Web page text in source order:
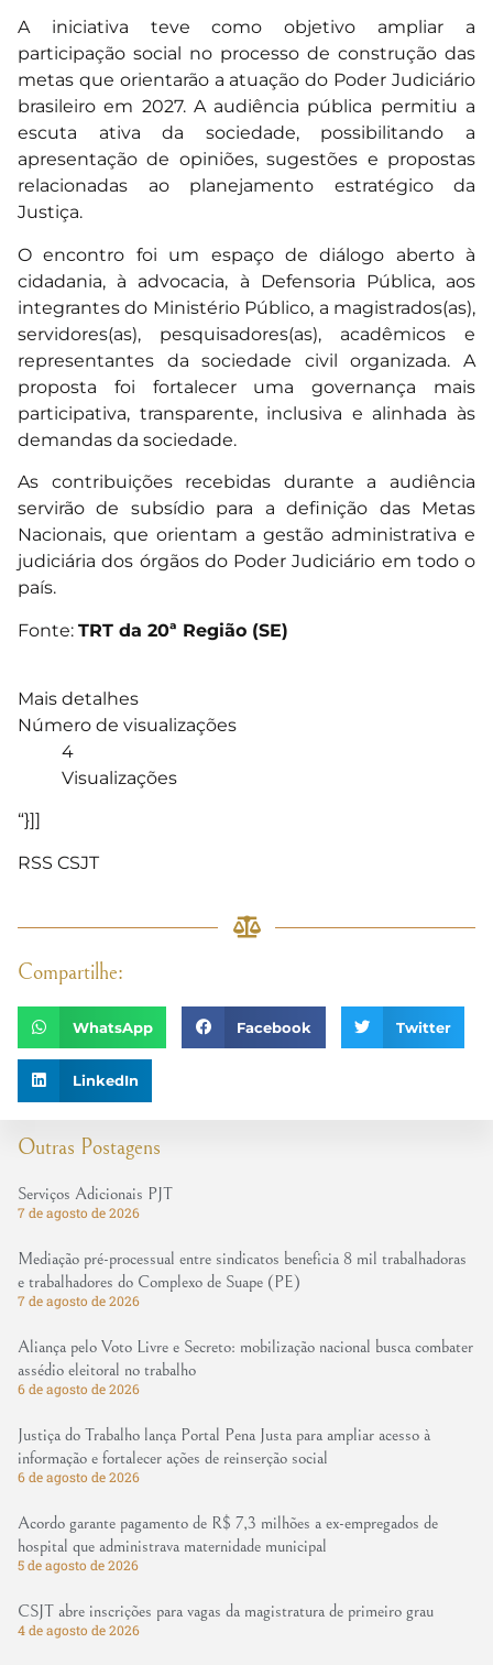
Outras Postagens
Serviços Adicionais PJT
7 de agosto de 2026
Mediação pré-processual entre sindicatos beneficia 8 mil trabalhadoras
e trabalhadores do Complexo de Suape (PE)
7 de agosto de 2026
Aliança pelo Voto Livre e Secreto: mobilização nacional busca combater
assédio eleitoral no trabalho
6 de agosto de 2026
Justiça do Trabalho lança Portal Pena Justa para ampliar acesso à
informação e fortalecer ações de reinserção social
6 de agosto de 2026
Acordo garante pagamento de R$ 7,3 milhões a ex-empregados de
hospital que administrava maternidade municipal
5 de agosto de 2026
CSJT abre inscrições para vagas da magistratura de primeiro grau
4 de agosto de 2026
A iniciativa teve como objetivo ampliar a
participação social no processo de construção das
metas que orientarão a atuação do Poder Judiciário
brasileiro em 2027. A audiência pública permitiu a
escuta ativa da sociedade, possibilitando a
apresentação de opiniões, sugestões e propostas
relacionadas ao planejamento estratégico da
Justiça.
O encontro foi um espaço de diálogo aberto à
cidadania, à advocacia, à Defensoria Pública, aos
integrantes do Ministério Público, a magistrados(as),
servidores(as), pesquisadores(as), acadêmicos e
representantes da sociedade civil organizada. A
proposta foi fortalecer uma governança mais
participativa, transparente, inclusiva e alinhada às
demandas da sociedade.
As contribuições recebidas durante a audiência
servirão de subsídio para a definição das Metas
Nacionais, que orientam a gestão administrativa e
judiciária dos órgãos do Poder Judiciário em todo o
país.
Fonte: TRT da 20ª Região (SE)
Mais detalhes
Número de visualizações
4
Visualizações
“}]]
RSS CSJT
Compartilhe:
WhatsApp Facebook Twitter
LinkedIn